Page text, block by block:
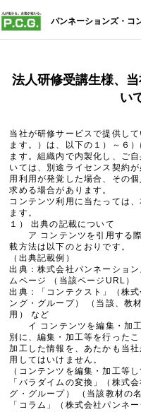
パンネーションズ・コ
法人研修受講生様、
い
当社が研修サービスで提供し
ます。）は、以下の１）～６
ます。組織内で内製化し、ご
いては、別途ライセンス契約
用利用が発覚した場合、その
求める場合があります。
コンテンツ利用に当たっては
ます。
１） 出典の記載について
ア コンテンツを引用する際
載方法は以下のとおりです。
（出典記載例）
出典：株式会社パンネーショ
ムページ （当該ページURL）
出典：「コンテクスト」（株
ング・グループ） （当該、教
用） など
イ コンテンツを編集・加工
別に、編集・加工等を行った
加工した情報を、あたかも当
用してはいけません。
（コンテンツを編集・加工等
「パラダイムの変換」（株式
グ・グループ） （当該教材の
「コラム」（株式会社パンネ